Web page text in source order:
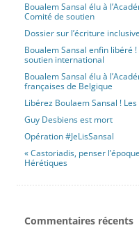
Boualem Sansal élu à
Comité de soutien
Dossier sur l’écriture
Boualem Sansal enfin libéré
soutien international
Boualem Sansal élu à
françaises de Belgique
Libérez Boulaem Sansal !
Guy Desbiens est mort
Opération #JeLisSansal
« Castoriadis, penser
Hérétiques
Commentaires récents